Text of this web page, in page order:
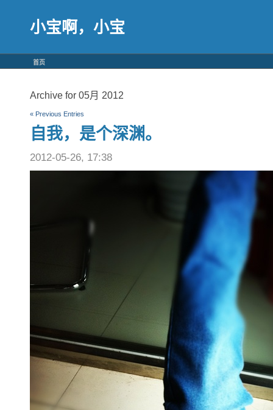
小宝啊，小宝
首页
Archive for 05月 2012
« Previous Entries
自我，是个深渊。
2012-05-26, 17:38